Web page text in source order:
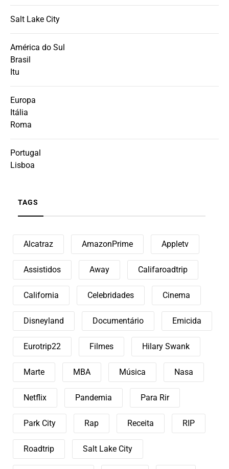
Salt Lake City
América do Sul
Brasil
Itu
Europa
Itália
Roma
Portugal
Lisboa
TAGS
Alcatraz AmazonPrime Appletv
Assistidos Away Califaroadtrip
California Celebridades Cinema
Disneyland Documentário Emicida
Eurotrip22 Filmes Hilary Swank
Marte MBA Música Nasa
Netflix Pandemia Para Rir
Park City Rap Receita RIP
Roadtrip Salt Lake City